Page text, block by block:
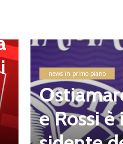
news in primo piano
e Rossi